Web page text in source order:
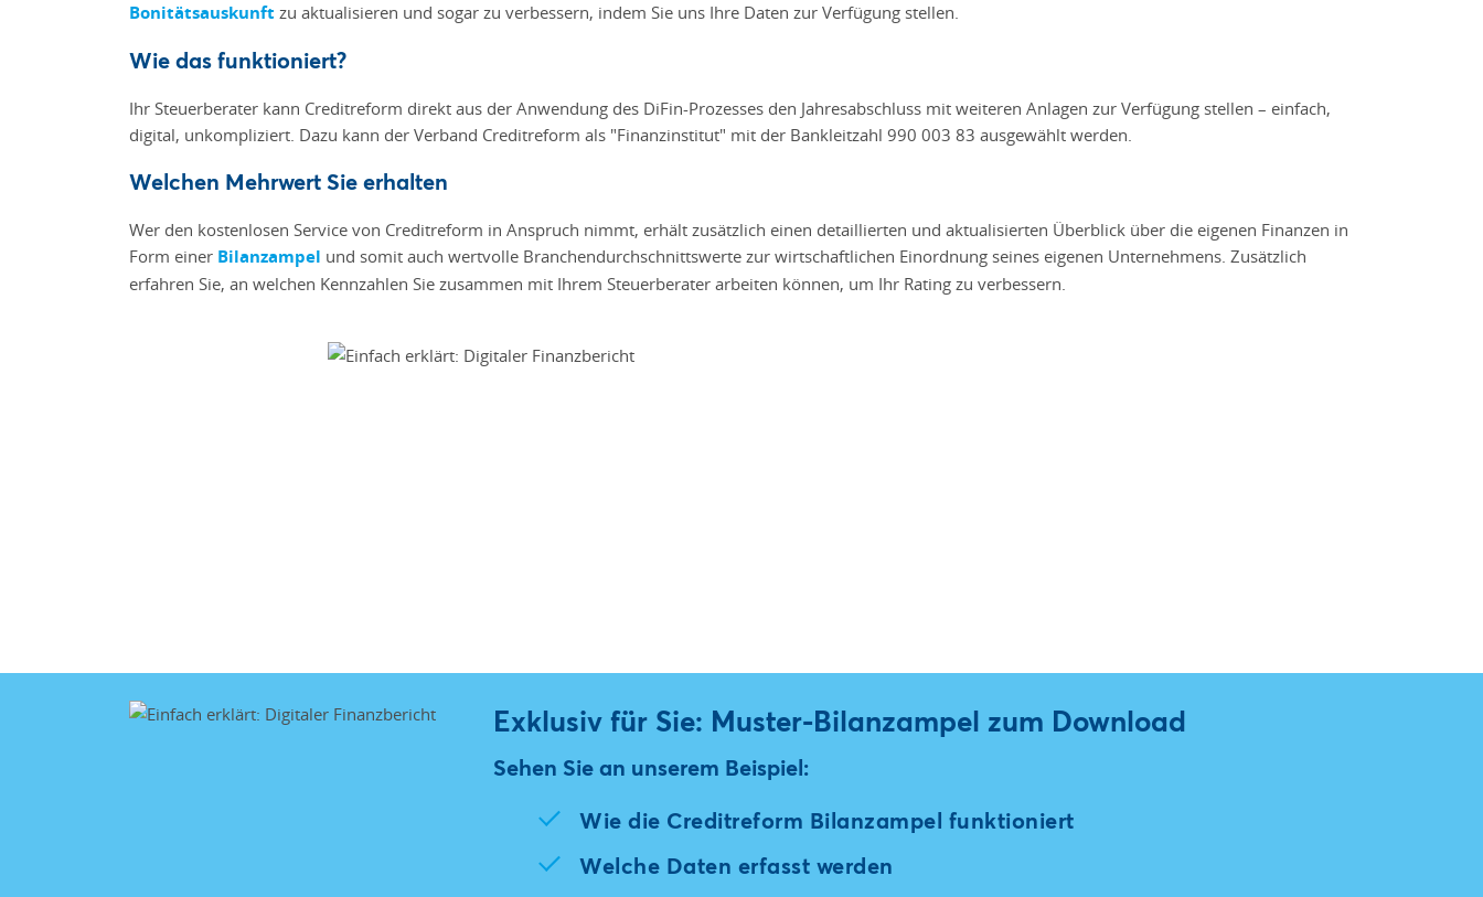
Bonitätsauskunft zu aktualisieren und sogar zu verbessern, indem Sie uns Ihre Daten zur Verfügung stellen.
Wie das funktioniert?
Ihr Steuerberater kann Creditreform direkt aus der Anwendung des DiFin-Prozesses den Jahresabschluss mit weiteren Anlagen zur Verfügung stellen – einfach,
digital, unkompliziert. Dazu kann der Verband Creditreform als "Finanzinstitut" mit der Bankleitzahl 990 003 83 ausgewählt werden.
Welchen Mehrwert Sie erhalten
Wer den kostenlosen Service von Creditreform in Anspruch nimmt, erhält zusätzlich einen detaillierten und aktualisierten Überblick über die eigenen Finanzen in
Form einer Bilanzampel und somit auch wertvolle Branchendurchschnittswerte zur wirtschaftlichen Einordnung seines eigenen Unternehmens. Zusätzlich
erfahren Sie, an welchen Kennzahlen Sie zusammen mit Ihrem Steuerberater arbeiten können, um Ihr Rating zu verbessern.
Exklusiv für Sie: Muster-Bilanzampel zum Download
Sehen Sie an unserem Beispiel:
Wie die Creditreform Bilanzampel funktioniert
Welche Daten erfasst werden